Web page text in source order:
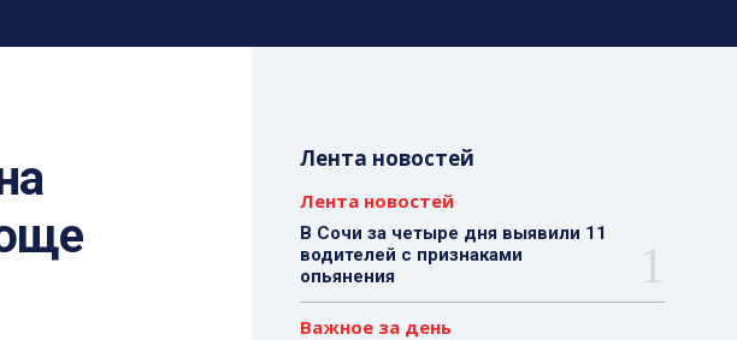
Лента новостей
Лента новостей
В Сочи за четыре дня выявили 11
водителей с признаками
опьянения
Важное за день